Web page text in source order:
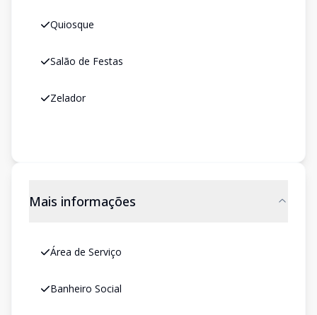
Quiosque
Salão de Festas
Zelador
Mais informações
Área de Serviço
Banheiro Social